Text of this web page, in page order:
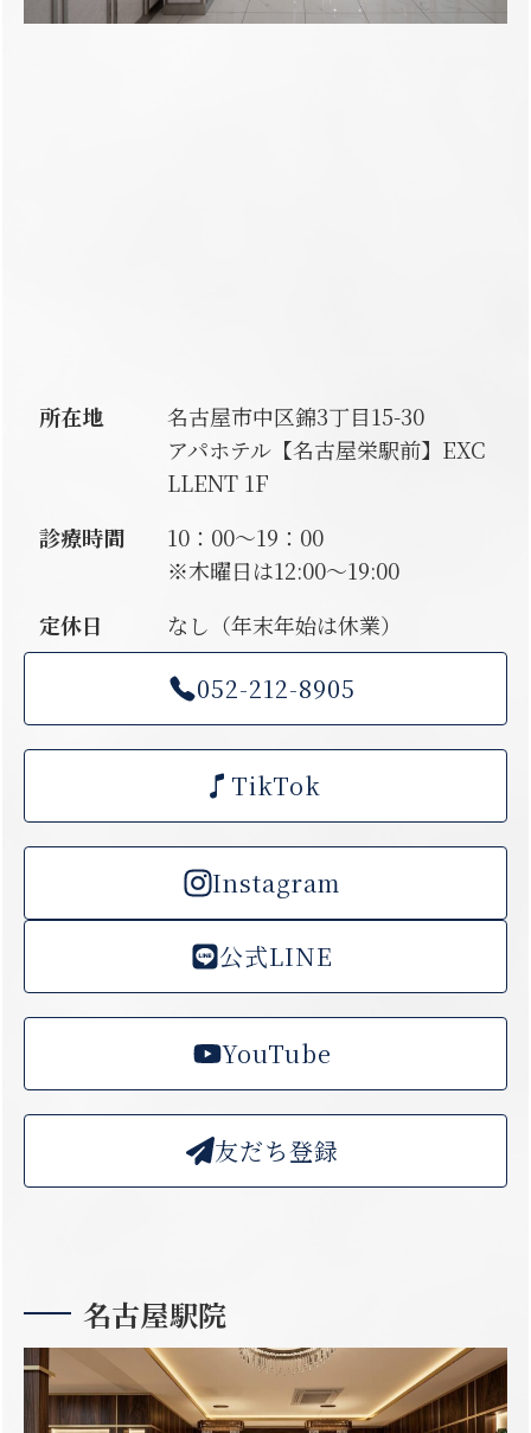
所在地
名古屋市中区錦3丁目15-30
アパホテル【名古屋栄駅前】EXC
LLENT 1F
診療時間
10：00～19：00
※木曜日は12:00〜19:00
定休日
なし（年末年始は休業）
052-212-8905
TikTok
Instagram
公式LINE
YouTube
友だち登録
名古屋駅院